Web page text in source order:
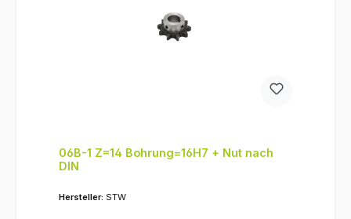
06B-1 Z=14 Bohrung=16H7 + Nut nach
DIN
Hersteller: STW